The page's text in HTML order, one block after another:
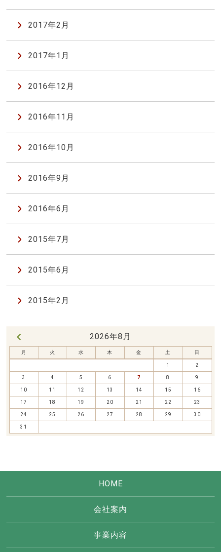
2017年2月
2017年1月
2016年12月
2016年11月
2016年10月
2016年9月
2016年6月
2015年7月
2015年6月
2015年2月
2026年8月
月 火 水 木 金 土 日
1 2
3 4 5 6 7 8 9
10 11 12 13 14 15 16
17 18 19 20 21 22 23
24 25 26 27 28 29 30
31
HOME
会社案内
事業内容